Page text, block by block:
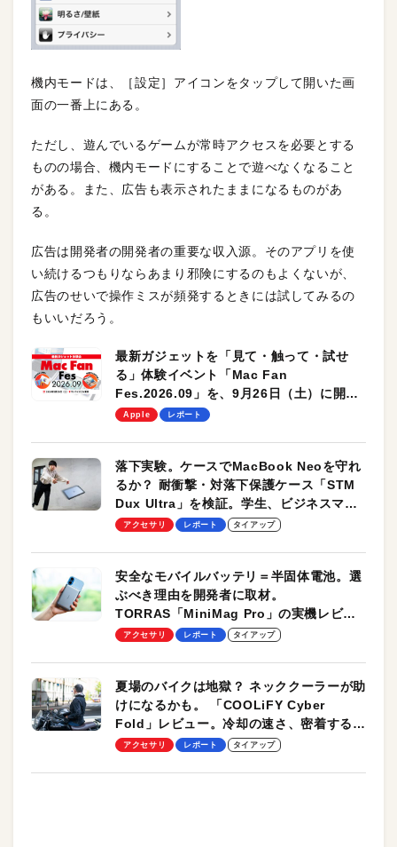
機内モードは、［設定］アイコンをタップして開いた画
面の一番上にある。
ただし、遊んでいるゲームが常時アクセスを必要とする
ものの場合、機内モードにすることで遊べなくなること
がある。また、広告も表示されたままになるものがあ
る。
広告は開発者の開発者の重要な収入源。そのアプリを使
い続けるつもりならあまり邪険にするのもよくないが、
広告のせいで操作ミスが頻発するときには試してみるの
もいいだろう。
最新ガジェットを「見て・触って・試せ
る」体験イベント「Mac Fan
Fes.2026.09」を、9月26日（土）に開催
します！
Apple レポート
落下実験。ケースでMacBook Neoを守れ
るか？ 耐衝撃・対落下保護ケース「STM
Dux Ultra」を検証。学生、ビジネスマン
のモバイルユースに最適！
アクセサリ レポート タイアップ
安全なモバイルバッテリ＝半固体電池。選
ぶべき理由を開発者に取材。
TORRAS「MiniMag Pro」の実機レビュ
ーも
アクセサリ レポート タイアップ
夏場のバイクは地獄？ ネッククーラーが助
けになるかも。 「COOLiFY Cyber
Fold」レビュー。冷却の速さ、密着する冷
却プレート、シンプルな操作性がグッド！
アクセサリ レポート タイアップ